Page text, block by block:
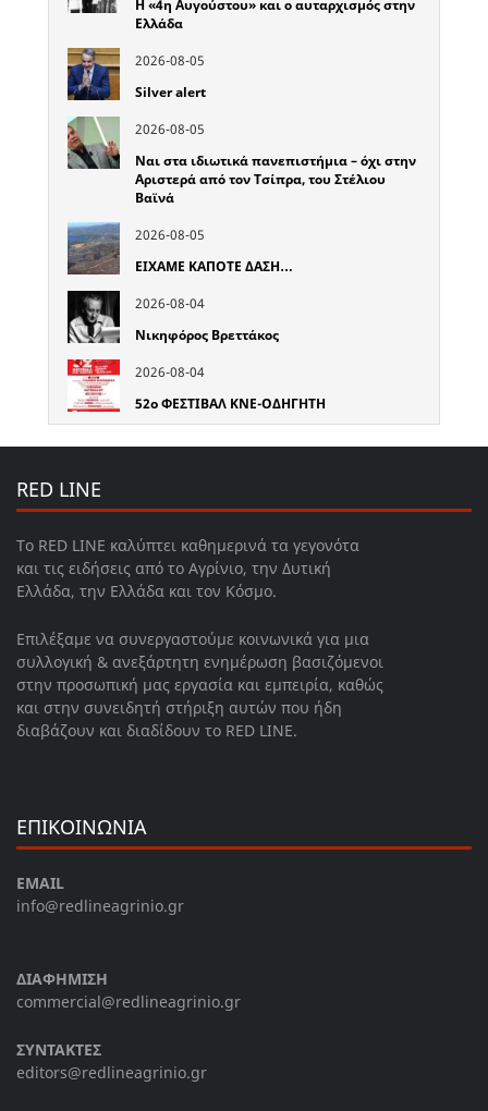
Η «4η Αυγούστου» και ο αυταρχισμός στην
Ελλάδα
2026-08-05
Silver alert
2026-08-05
Ναι στα ιδιωτικά πανεπιστήμια – όχι στην
Αριστερά από τον Τσίπρα, του Στέλιου
Βαϊνά
2026-08-05
ΕΙΧΑΜΕ ΚΑΠΟΤΕ ΔΑΣΗ…
2026-08-04
Νικηφόρος Βρεττάκος
2026-08-04
52o ΦΕΣΤΙΒΑΛ ΚΝΕ-ΟΔΗΓΗΤΗ
RED LINE
Το RED LINE καλύπτει καθημερινά τα γεγονότα
και τις ειδήσεις από το Αγρίνιο, την Δυτική
Ελλάδα, την Ελλάδα και τον Κόσμο.
Επιλέξαμε να συνεργαστούμε κοινωνικά για μια
συλλογική & ανεξάρτητη ενημέρωση βασιζόμενοι
στην προσωπική μας εργασία και εμπειρία, καθώς
και στην συνειδητή στήριξη αυτών που ήδη
διαβάζουν και διαδίδουν το RED LINE.
ΕΠΙΚΟΙΝΩΝΙΑ
EMAIL
info@redlineagrinio.gr
ΔΙΑΦΗΜΙΣΗ
commercial@redlineagrinio.gr
ΣΥΝΤΑΚΤΕΣ
editors@redlineagrinio.gr